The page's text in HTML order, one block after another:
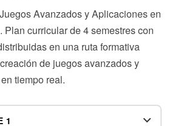
Avanzados y Aplicaciones en
Plan curricular de 4 semestres con
en una ruta formativa
de juegos avanzados y
tiempo real.